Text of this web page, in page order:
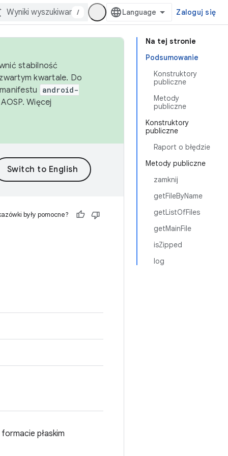
/ Zaloguj się
Na tej stronie
Podsumowanie
Konstruktory
publiczne
Metody
publiczne
Konstruktory
publiczne
Raport o błędzie
Metody publiczne
zamknij
getFileByName
getListOfFiles
getMainFile
isZipped
log
stabilność
kwartale. Do
android-
Więcej
były pomocne?
płaskim